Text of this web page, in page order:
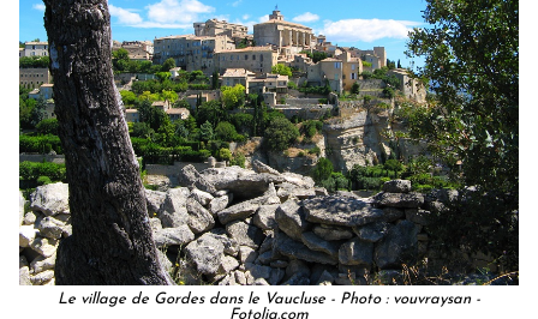
Le village de Gordes dans le Vaucluse - Photo : vouvraysan -
Fotolia.com